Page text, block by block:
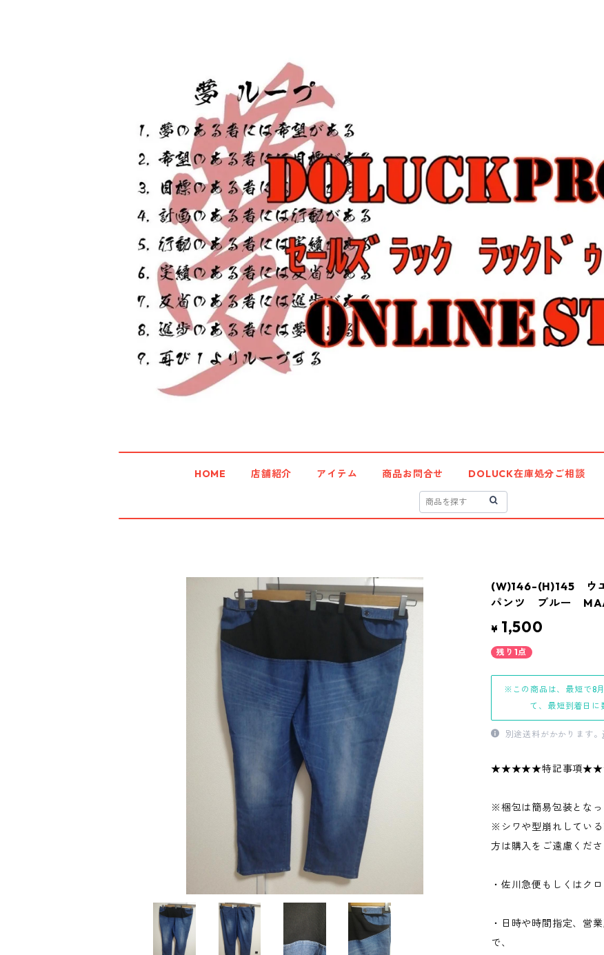
HOME 店舗紹介 アイテム 商品お問合せ DOLUCK在庫処分ご相談
(W)146-(H)145 ウ
パンツ ブルー
¥ 1,500
残り1点
※この商品は、最短で8
て、最短到着日に
別途送料がかかります。
★★★★★特記事項
※梱包は簡易包装となっ
※シワや型崩れしてい
方は購入をご遠慮くださ
・佐川急便もしくはク
・日時や時間指定、営
で、